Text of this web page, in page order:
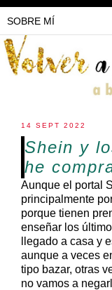
14 SEPT 2022
Shein y
he
Aunque el portal
principalmente
porque tienen
enseñar los
llegado a casa y
aunque a veces
tipo bazar, otras
no vamos a